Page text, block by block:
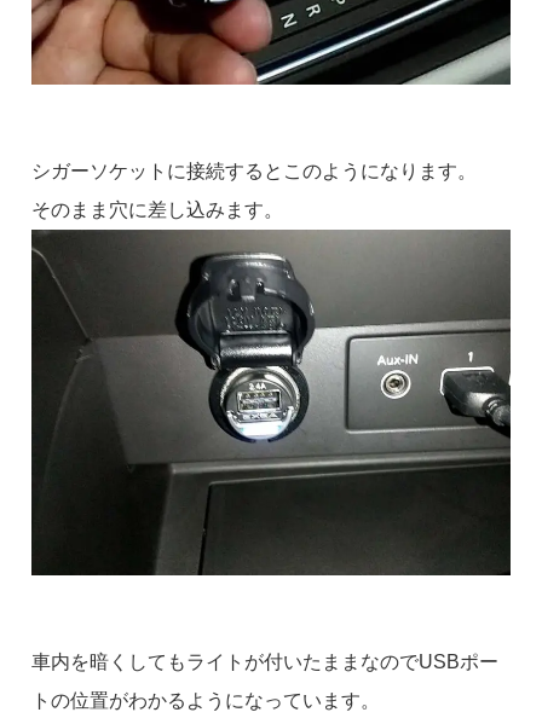
シガーソケットに接続するとこのようになります。
そのまま穴に差し込みます。
車内を暗くしてもライトが付いたままなのでUSBポー
トの位置がわかるようになっています。